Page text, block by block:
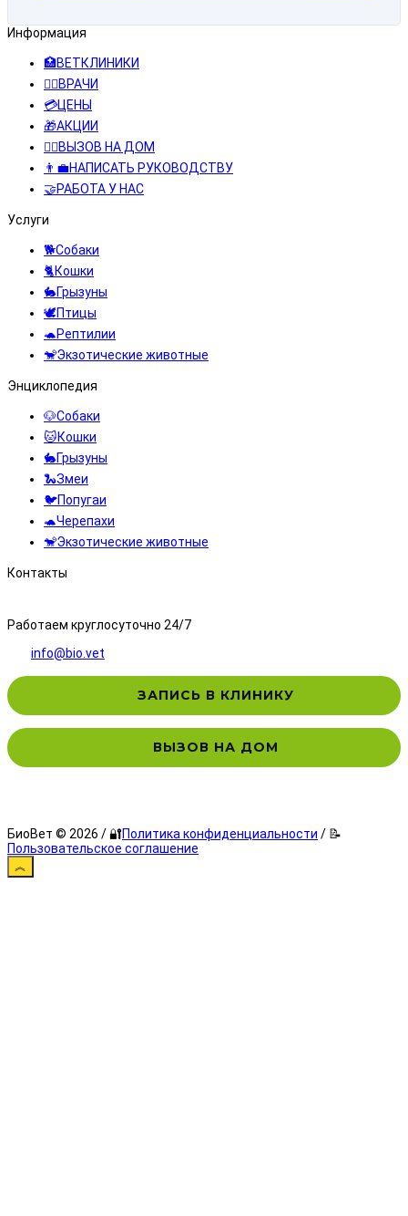
Информация
🏥ВЕТКЛИНИКИ
👨‍⚕️ВРАЧИ
💳ЦЕНЫ
🎁АКЦИИ
👩‍⚕️ВЫЗОВ НА ДОМ
👨‍💼НАПИСАТЬ РУКОВОДСТВУ
🤝РАБОТА У НАС
Услуги
🐕Собаки
🐈Кошки
🐇Грызуны
🕊️Птицы
🐢Рептилии
🐒Экзотические животные
Энциклопедия
🐶Собаки
🐱Кошки
🐇Грызуны
🐍Змеи
🐦Попугаи
🐢Черепахи
🐒Экзотические животные
Контакты
Работаем круглосуточно 24/7
info@bio.vet
ЗАПИСЬ В КЛИНИКУ
ВЫЗОВ НА ДОМ
БиоВет © 2026 / 🔐Политика конфиденциальности / 📝
Пользовательское соглашение